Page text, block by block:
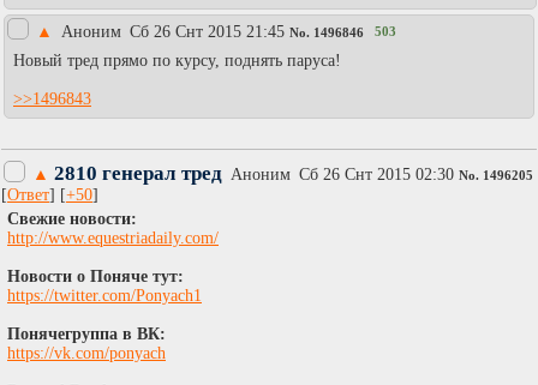
▲ Аноним Сб 26 Снт 2015 21:45 No. 1496846 503
Новый тред прямо по курсу, поднять паруса!
>>1496843
▲ 2810 генерал тред Аноним Сб 26 Снт 2015 02:30 No. 1496205
[Ответ] [+50]
Свежие новости:
http://www.equestriadaily.com/
Новости о Поняче тут:
https://twitter.com/Ponyach1
Понячегруппа в ВК:
https://vk.com/ponyach